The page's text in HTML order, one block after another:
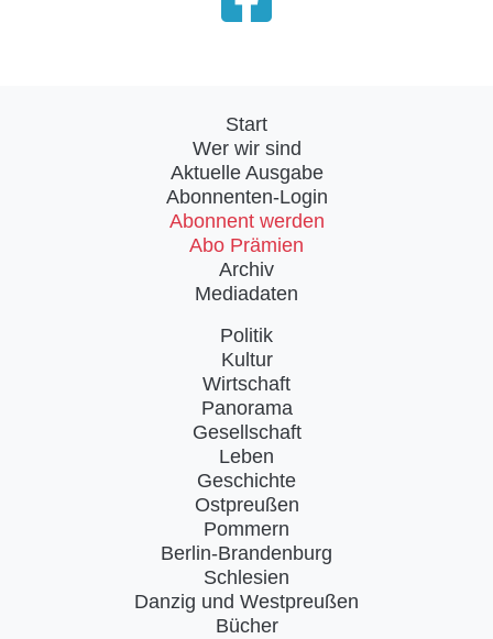
Start
Wer wir sind
Aktuelle Ausgabe
Abonnenten-Login
Abonnent werden
Abo Prämien
Archiv
Mediadaten
Politik
Kultur
Wirtschaft
Panorama
Gesellschaft
Leben
Geschichte
Ostpreußen
Pommern
Berlin-Brandenburg
Schlesien
Danzig und Westpreußen
Bücher